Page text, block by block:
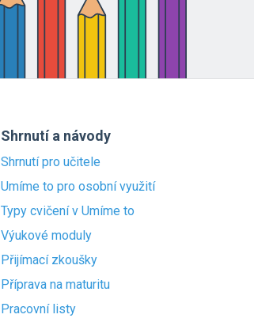
Shrnutí a návody
Shrnutí pro učitele
Umíme to pro osobní využití
Typy cvičení v Umíme to
Výukové moduly
Přijímací zkoušky
Příprava na maturitu
Pracovní listy